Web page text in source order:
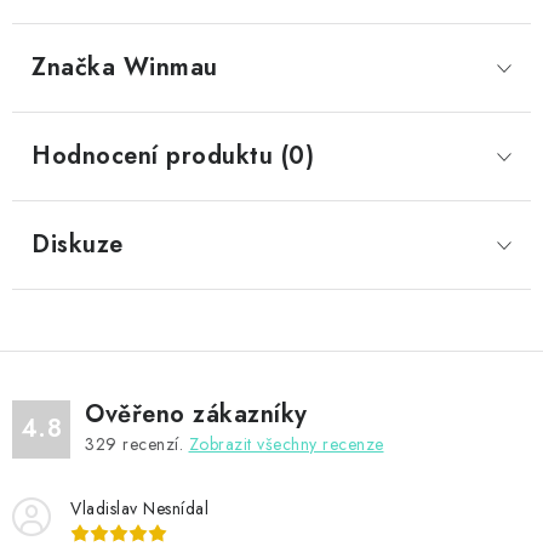
Značka Winmau
Hodnocení produktu (0)
Diskuze
4.8 Ověřeno zákazníky
329 recenzí. Zobrazit všechny recenze
Vladislav Nesnídal